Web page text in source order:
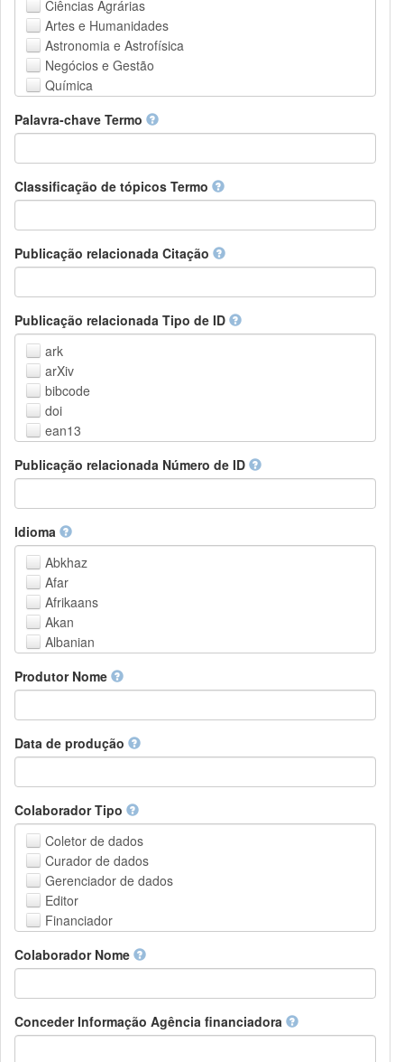
Ciências Agrárias
Artes e Humanidades
Astronomia e Astrofísica
Negócios e Gestão
Química
Ciências da Terra e do meio ambiente
Direito
Ciências matemáticas
Medicina, Saúde e Ciências da Vida
Ciências Sociais
Outros
Palavra-chave Termo
Classificação de tópicos Termo
Publicação relacionada Citação
Publicação relacionada Tipo de ID
ark
arXiv
bibcode
doi
ean13
handle
issn
istc
lissn
lsid
pmid
purl
upc
url
urn
DASH-NRS
Publicação relacionada Número de ID
Idioma
Abkhaz
Afar
Afrikaans
Akan
Albanian
Arabic
Armenian
Assamese
Avaric
Aymara
Azerbaijani
Bambara
Bashkir
Basque
Belarusian
Bengali, Bangla
Bislama
Breton
Bulgarian
Burmese
Produtor Nome
Data de produção
Colaborador Tipo
Coletor de dados
Curador de dados
Gerenciador de dados
Editor
Financiador
Líder do projeto
Membro do projeto
Pessoa Relacionada
Pesquisador
Colaborador Nome
Conceder Informação Agência financiadora